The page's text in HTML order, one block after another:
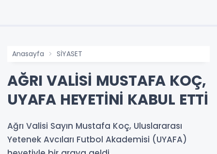
Anasayfa SİYASET
AĞRI VALİSİ MUSTAFA KOÇ,
UYAFA HEYETİNİ KABUL ETTİ
Ağrı Valisi Sayın Mustafa Koç, Uluslararası
Yetenek Avcıları Futbol Akademisi (UYAFA)